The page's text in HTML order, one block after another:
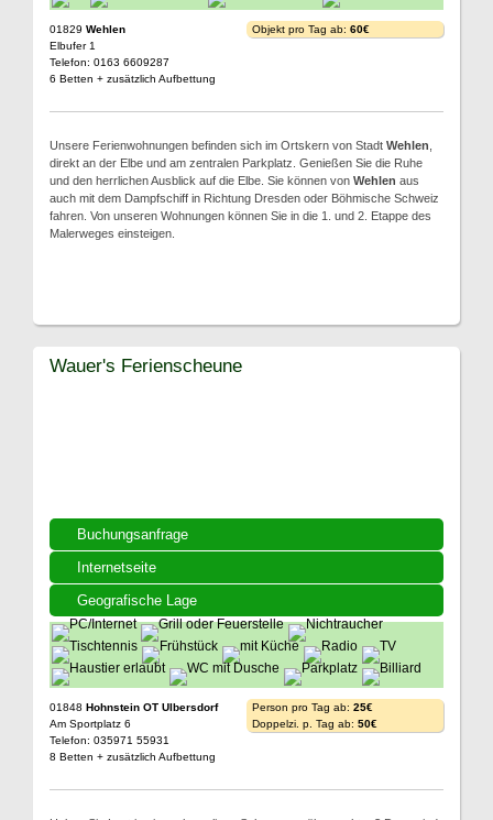
01829 Wehlen
Elbufer 1
Telefon: 0163 6609287
6 Betten + zusätzlich Aufbettung
Objekt pro Tag ab: 60€
Unsere Ferienwohnungen befinden sich im Ortskern von Stadt Wehlen
direkt an der Elbe und am zentralen Parkplatz. Genießen Sie die Ruhe
und den herrlichen Ausblick auf die Elbe. Sie können von Wehlen aus
auch mit dem Dampfschiff in Richtung Dresden oder Böhmische Schweiz
fahren. Von unseren Wohnungen können Sie in die 1. und 2. Etappe des
Malerweges einsteigen.
Buchungsanfrage
Internetseite
Geografische Lage
Wauer's Ferienscheune
01848 Hohnstein OT Ulbersdorf
Am Sportplatz 6
Telefon: 035971 55931
8 Betten + zusätzlich Aufbettung
Person pro Tag ab: 25€
Doppelzi. p. Tag ab: 50€